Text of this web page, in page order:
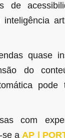
de
inteligência
quase
do
com
se aAP |